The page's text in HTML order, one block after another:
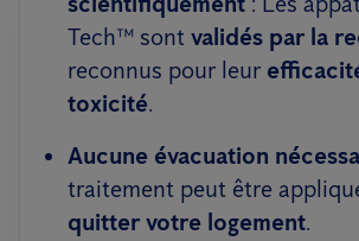
Tech™ sont validés par la
reconnus pour leur
toxicité.
Aucune évacuation
traitement peut être
quitter votre logement.